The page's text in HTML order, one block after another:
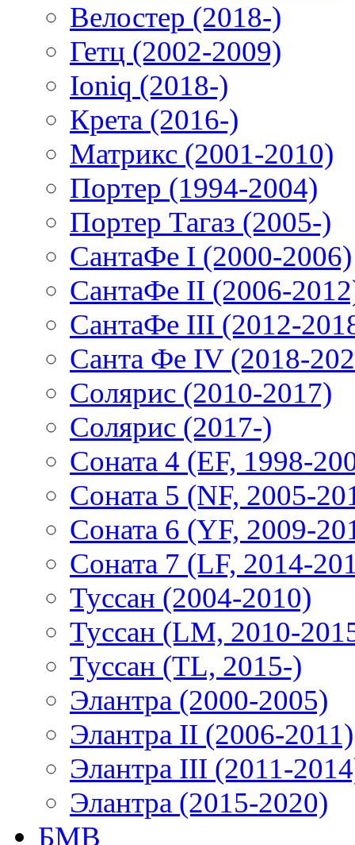
Велостер (2018-)
Гетц (2002-2009)
Ioniq (2018-)
Крета (2016-)
Матрикс (2001-2010)
Портер (1994-2004)
Портер Тагаз (2005-)
СантаФе I (2000-2006)
СантаФе II (2006-
СантаФе III (2012-
Санта Фе IV (2018-
Солярис (2010-2017)
Солярис (2017-)
Соната 4 (EF, 1998-
Соната 5 (NF, 2005-
Соната 6 (YF, 2009-
Соната 7 (LF, 2014-
Туссан (2004-2010)
Туссан (LM, 2010-
Туссан (TL, 2015-)
Элантра (2000-2005)
Элантра II (2006-2011)
Элантра III (2011-
Элантра (2015-2020)
БМВ